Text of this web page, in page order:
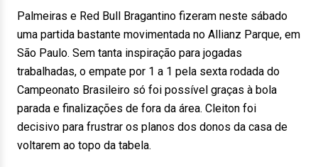
Palmeiras e Red Bull Bragantino fizeram neste sábado
uma partida bastante movimentada no Allianz Parque, em
São Paulo. Sem tanta inspiração para jogadas
trabalhadas, o empate por 1 a 1 pela sexta rodada do
Campeonato Brasileiro só foi possível graças à bola
parada e finalizações de fora da área. Cleiton foi
decisivo para frustrar os planos dos donos da casa de
voltarem ao topo da tabela.